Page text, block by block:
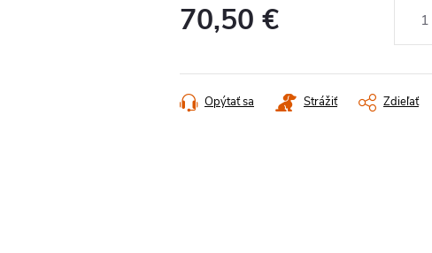
70,50 €
Opýtať sa Strážiť Zdieľať